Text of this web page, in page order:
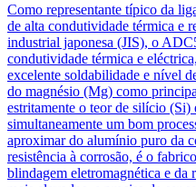
Como representante típico da
de alta condutividade térmica e
industrial japonesa (JIS), o
condutividade térmica e
excelente soldabilidade e nível
do magnésio (Mg) como
estritamente o teor de silício
simultaneamente um bom
aproximar do alumínio puro da
resistência à corrosão, é o
blindagem eletromagnética e da